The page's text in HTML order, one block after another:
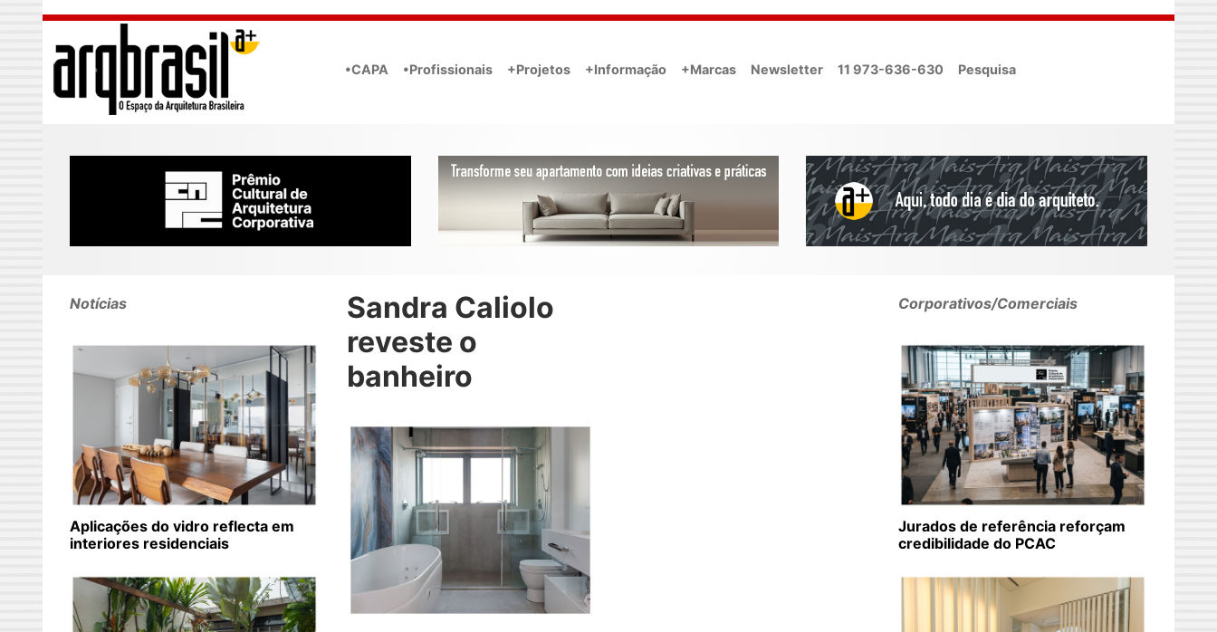
Skip to main content
•CAPA •Profissionais +Projetos +Informação +Marcas Newsletter 11 973-636-630 Pesquisa
Sandra Caliolo
reveste o
banheiro
Notícias
Aplicações do vidro reflecta em
interiores residenciais
Corporativos/Comerciais
Jurados de referência reforçam
credibilidade do PCAC